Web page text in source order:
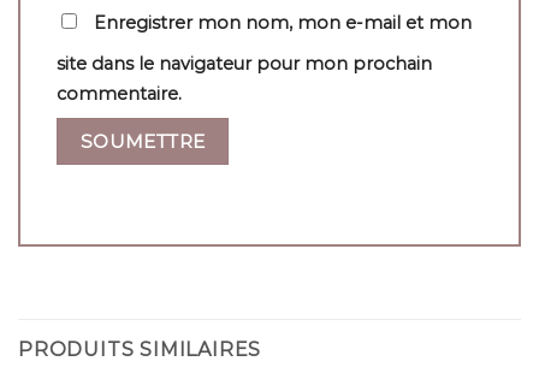
Enregistrer mon nom, mon e-mail et mon
site dans le navigateur pour mon prochain
commentaire.
PRODUITS SIMILAIRES